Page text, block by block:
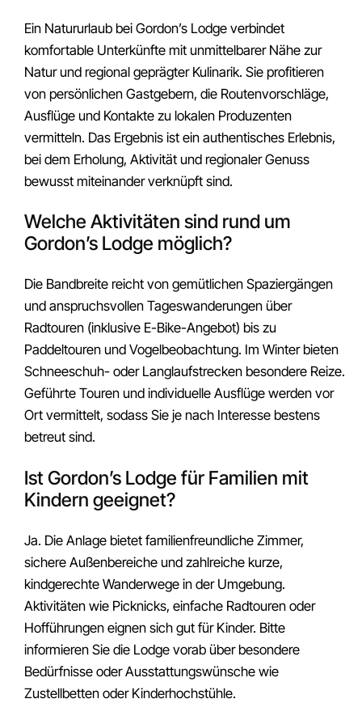
Ein Natururlaub bei Gordon’s Lodge verbindet
komfortable Unterkünfte mit unmittelbarer Nähe zur
Natur und regional geprägter Kulinarik. Sie profitieren
von persönlichen Gastgebern, die Routenvorschläge,
Ausflüge und Kontakte zu lokalen Produzenten
vermitteln. Das Ergebnis ist ein authentisches Erlebnis,
bei dem Erholung, Aktivität und regionaler Genuss
bewusst miteinander verknüpft sind.
Welche Aktivitäten sind rund um
Gordon’s Lodge möglich?
Die Bandbreite reicht von gemütlichen Spaziergängen
und anspruchsvollen Tageswanderungen über
Radtouren (inklusive E-Bike-Angebot) bis zu
Paddeltouren und Vogelbeobachtung. Im Winter bieten
Schneeschuh- oder Langlaufstrecken besondere Reize.
Geführte Touren und individuelle Ausflüge werden vor
Ort vermittelt, sodass Sie je nach Interesse bestens
betreut sind.
Ist Gordon’s Lodge für Familien mit
Kindern geeignet?
Ja. Die Anlage bietet familienfreundliche Zimmer,
sichere Außenbereiche und zahlreiche kurze,
kindgerechte Wanderwege in der Umgebung.
Aktivitäten wie Picknicks, einfache Radtouren oder
Hofführungen eignen sich gut für Kinder. Bitte
informieren Sie die Lodge vorab über besondere
Bedürfnisse oder Ausstattungswünsche wie
Zustellbetten oder Kinderhochstühle.